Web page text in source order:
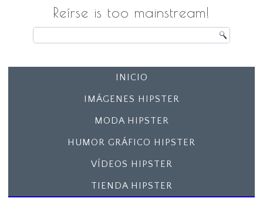
Reírse is too mainstream!
INICIO
IMÁGENES HIPSTER
MODA HIPSTER
HUMOR GRÁFICO HIPSTER
VÍDEOS HIPSTER
TIENDA HIPSTER